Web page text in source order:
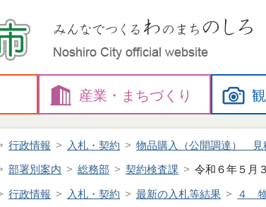
産業・ まちづくり
行政情報 入札・契約 物品購入（公開調達） 見
部署別案内 総務部 契約検査課 令和６年５月
行政情報 入札・契約 最新の入札等結果 ４ 物